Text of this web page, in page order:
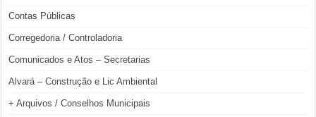
Contas Públicas
Corregedoria / Controladoria
Comunicados e Atos – Secretarias
Alvará – Construção e Lic Ambiental
+ Arquivos / Conselhos Municipais